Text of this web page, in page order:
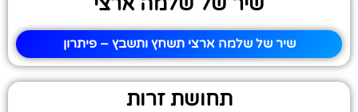
שיר של שלמה ארצי תשחץ ותשבץ – פיתרון
תחושת זרות